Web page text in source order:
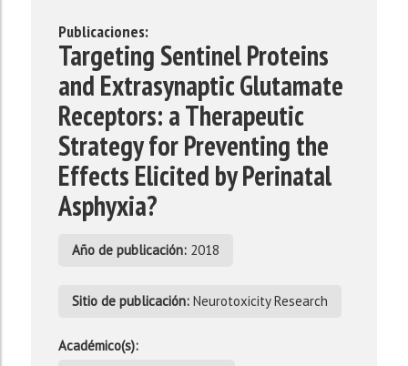
Publicaciones:
Targeting Sentinel Proteins
and Extrasynaptic Glutamate
Receptors: a Therapeutic
Strategy for Preventing the
Effects Elicited by Perinatal
Asphyxia?
Año de publicación:2018
Sitio de publicación:Neurotoxicity Research
Académico(s):